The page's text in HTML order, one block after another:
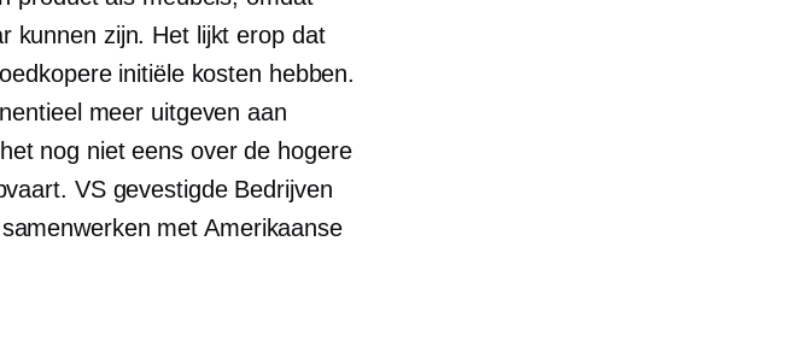
kunnen zijn. Het lijkt erop dat
initiële kosten hebben.
meer uitgeven aan
nog niet eens over de hogere
VS gevestigdeBedrijven
met Amerikaanse